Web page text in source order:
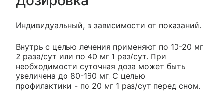
Индивидуальный, в зависимости от показаний.
Внутрь с целью лечения применяют по 10-20 мг
2 раза/сут или по 40 мг 1 раз/сут. При
необходимости суточная доза может быть
увеличена до 80-160 мг. С целью
профилактики - по 20 мг 1 раз/сут перед сном.